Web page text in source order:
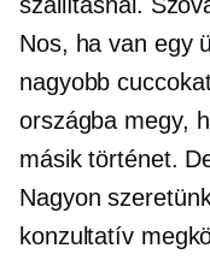
Nos, ha van egy
nagyobb
országba megy,
másik történet.
Nagyon
konzultatív